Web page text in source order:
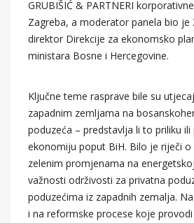
GRUBIŠIĆ & PARTNERI
Zagreba, a moderator panela bio je
direktor Direkcije za ekonomsko
ministara Bosne i Hercegovine.
Ključne teme rasprave bile su
zapadnim zemljama na
poduzeća – predstavlja li to priliku ili
ekonomiju poput BiH. Bilo je riječi o
zelenim promjenama na
važnosti održivosti za privatna
poduzećima iz zapadnih zemalja.
i na reformske procese koje provodi